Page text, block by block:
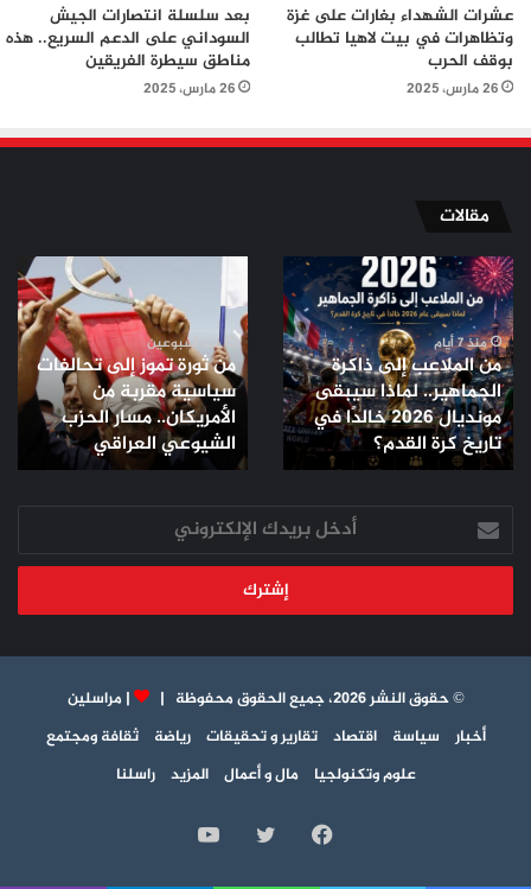
عشرات الشهداء بغارات على غزة
وتظاهرات في بيت لاهيا تطالب
بوقف الحرب
26 مارس، 2025
بعد سلسلة انتصارات الجيش
السوداني على الدعم السريع.. هذه
مناطق سيطرة الفريقين
26 مارس، 2025
مقالات
من
الملاعب
إلى
ذاكرة
الجماهير..
لماذا
سيبقى
مونديال
2026
في
تاريخ
كرة
منذ 7 أيام
من الملاعب إلى ذاكرة
الجماهير.. لماذا سيبقى
مونديال 2026 خالدًا في
تاريخ كرة القدم؟
ثورة
تموز
إلى
تحالفات
سياسية
مقربة
من
الأمريكان..
الحزب
الشيوعي
العراقي
منذ أسبوعين
من ثورة تموز إلى تحالفات
سياسية مقربة من
الأمريكان.. مسار الحزب
الشيوعي العراقي
أدخل
بريدك
الإلكتروني
© حقوق النشر 2026، جميع الحقوق محفوظة | |مراسلين
أخبار
سياسة اقتصاد تقارير و تحقيقات رياضة
ثقافة ومجتمع
علوم وتكنولجيا
مال و أعمال المزيد راسلنا
فيسبوك تويتر يوتيوب